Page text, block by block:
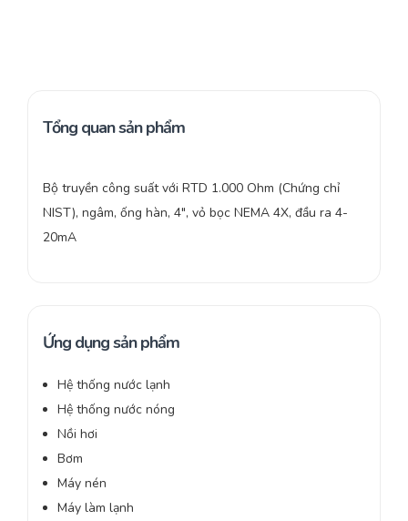
Tổng quan sản phẩm
Bộ truyền công suất với RTD 1.000 Ohm (Chứng chỉ
NIST), ngâm, ống hàn, 4″, vỏ bọc NEMA 4X, đầu ra 4-
20mA
Ứng dụng sản phẩm
Hệ thống nước lạnh
Hệ thống nước nóng
Nồi hơi
Bơm
Máy nén
Máy làm lạnh